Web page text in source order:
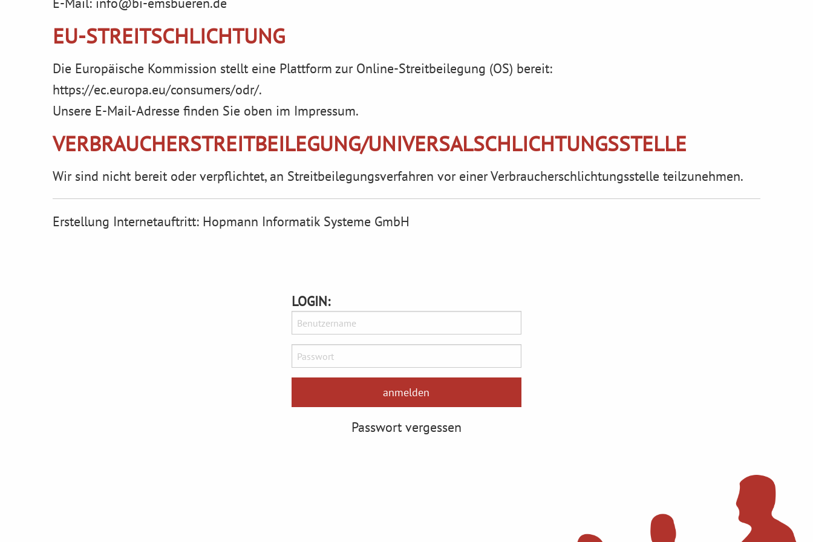
EU-STREITSCHLICHTUNG
Die Europäische Kommission stellt eine Plattform zur Online-Streitbeilegung (OS) bereit:
https://ec.europa.eu/consumers/odr/.
Unsere E-Mail-Adresse finden Sie oben im Impressum.
VERBRAUCHER­STREIT­BEILEGUNG/UNIVERSAL­SCHLICHTUNGS­STELLE
Wir sind nicht bereit oder verpflichtet, an Streitbeilegungsverfahren vor einer Verbraucherschlichtungsstelle teilzunehmen.
Erstellung Internetauftritt: Hopmann Informatik Systeme GmbH
LOGIN:
Passwort vergessen